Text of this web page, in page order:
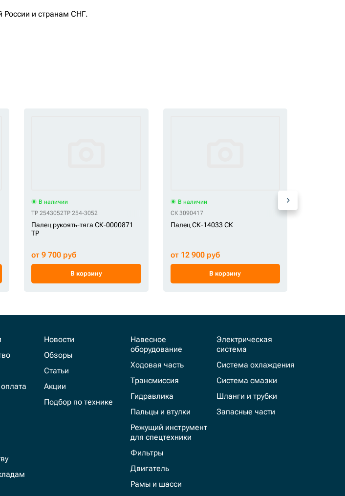
России и странам СНГ.
В наличии
TP 2543052TP 254-3052
Палец рукоять-тяга СК-0000871
TP
от 9 700 руб
В корзину
В наличии
СК 3090417
Палец СК-14033 СК
от 12 900 руб
В корзину
Новости
Обзоры
Статьи
Акции
Подбор по технике
Навесное
оборудование
Ходовая часть
Трансмиссия
Гидравлика
Пальцы и втулки
Режущий инструмент
для спецтехники
Фильтры
Двигатель
Рамы и шасси
Электрическая
система
Система охлаждения
Система смазки
Шланги и трубки
Запасные части